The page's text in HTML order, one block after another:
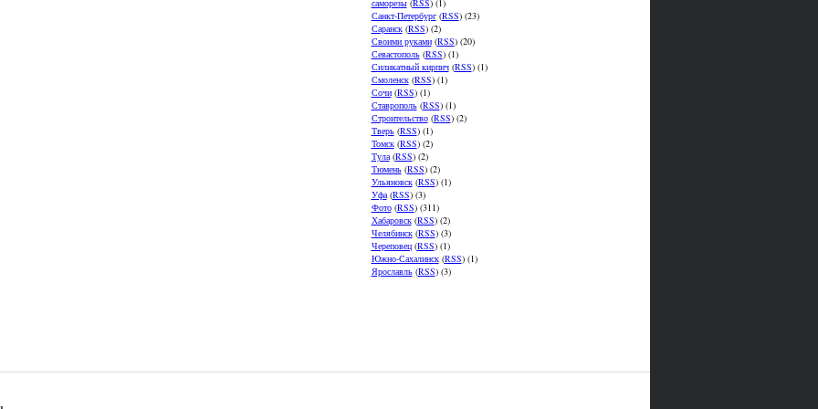
Санкт-Петербург(RSS) (23)
Саранск(RSS) (2)
Своими руками(RSS) (20)
Севастополь(RSS) (1)
Силикатный кирпич(RSS) (1)
Смоленск(RSS) (1)
Сочи(RSS) (1)
Ставрополь(RSS) (1)
Строительство(RSS) (2)
Тверь(RSS) (1)
Томск(RSS) (2)
Тула(RSS) (2)
Тюмень(RSS) (2)
Ульяновск(RSS) (1)
Уфа(RSS) (3)
Фото(RSS) (311)
Хабаровск(RSS) (2)
Челябинск(RSS) (3)
Череповец(RSS) (1)
Южно-Сахалинск(RSS) (1)
Ярославль(RSS) (3)